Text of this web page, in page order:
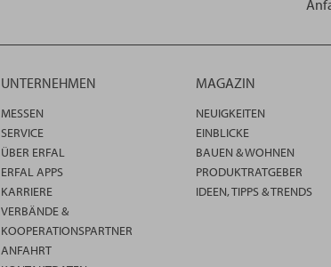
UNTERNEHMEN
MESSEN
SERVICE
ÜBER ERFAL
ERFAL APPS
KARRIERE
VERBÄNDE &
KOOPERATIONSPARTNER
ANFAHRT
MAGAZIN
NEUIGKEITEN
EINBLICKE
BAUEN & WOHNEN
PRODUKTRATGEBER
IDEEN, TIPPS & TRENDS